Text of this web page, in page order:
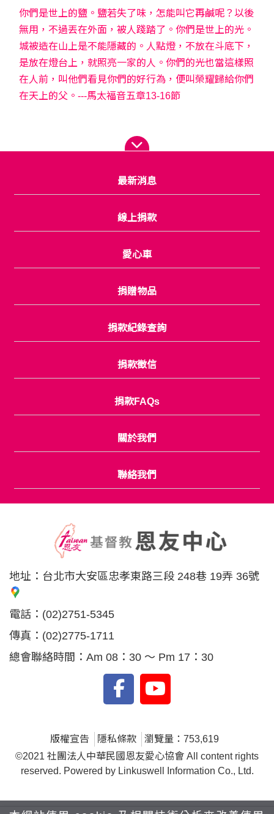
你們是世上的鹽。鹽若失了味，怎能叫它再鹹呢？以後
無用，不過丟在外面，被人踐踏了。你們是世上的光。
城被造在山上是不能隱藏的。人點燈，不放在斗底下，
是放在燈台上，就照亮一家的人。你們的光也當這樣照
在人前，叫他們看見你們的好行為，便叫榮耀歸給你們
在天上的父。---馬太福音五章13-16節
最新消息
線上捐款
愛心車
捐贈物品
捐款紀錄查詢
捐款徵信
捐款FAQs
關於我們
聯絡我們
地址： 台北市大安區忠孝東路三段 248巷 19弄 36號
電話： (02)2751-5345
傳真： (02)2775-1711
總會聯絡時間：Am 08：30 ～ Pm 17：30
版權宣告 隱私條款
瀏覽量：753,619
©2021 社團法人中華民國恩友愛心協會 All content rights
reserved. Powered by Linkuswell Information Co., Ltd.